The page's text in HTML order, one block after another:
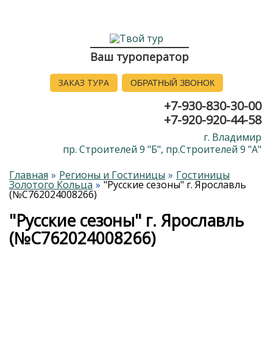
Ваш туроператор
ЗАКАЗ ТУРА ОБРАТНЫЙ ЗВОНОК
+7-930-830-30-00
+7-920-920-44-58
г. Владимир
пр. Строителей 9 "Б", пр.Строителей 9 "А"
Главная
Регионы и Гостиницы Гостиницы
Золотого Кольца "Русские сезоны" г. Ярославль
(№С762024008266)
"Русские сезоны" г. Ярославль
(№С762024008266)